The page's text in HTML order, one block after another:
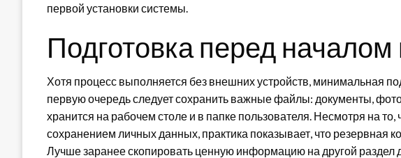
первой установки системы.
Подготовка перед началом
Хотя процесс выполняется без внешних устройств, минимальная
первую очередь следует сохранить важные файлы: документы,
хранится на рабочем столе и в папке пользователя. Несмотря на то,
сохранением личных данных, практика показывает, что резервная
Лучше заранее скопировать ценную информацию на другой раздел